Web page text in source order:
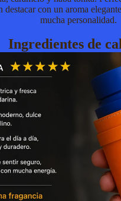
destacar con un aroma
mucha personalidad.
Ingredientes de